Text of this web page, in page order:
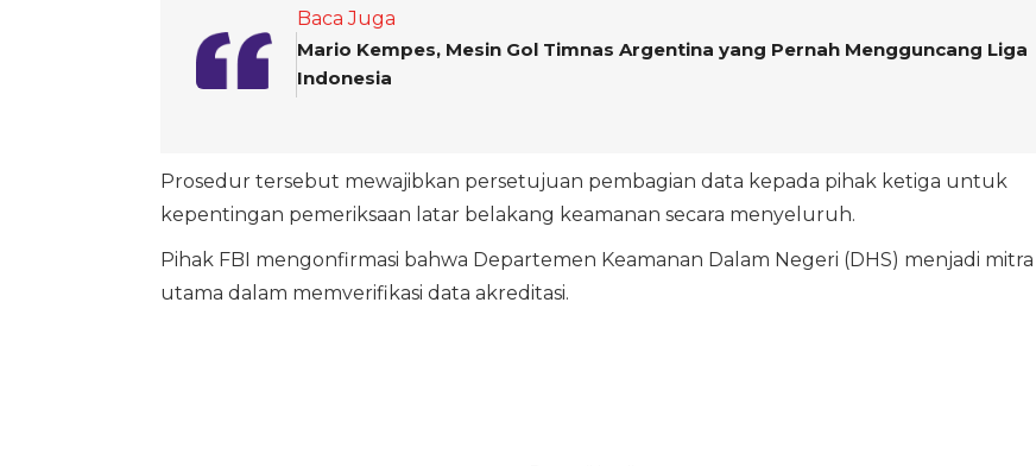
Baca Juga
Mario Kempes, Mesin Gol Timnas Argentina yang Pernah Mengguncang Liga
Indonesia
Prosedur tersebut mewajibkan persetujuan pembagian data kepada pihak ketiga untuk
kepentingan pemeriksaan latar belakang keamanan secara menyeluruh.
Pihak FBI mengonfirmasi bahwa Departemen Keamanan Dalam Negeri (DHS) menjadi mitra
utama dalam memverifikasi data akreditasi.